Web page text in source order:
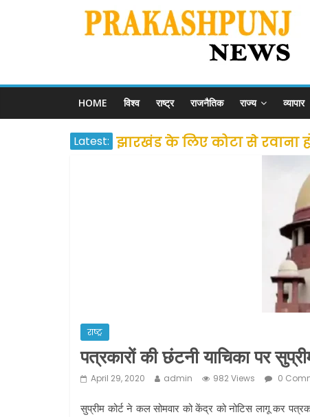
HOME विश्व राष्ट्र राजनैतिक राज्य व्यापार
Latest: झारखंड के लिए कोटा से रवाना
उत्तराखंड के अन्य राज्यों में फंसे
प्रवासियों व मजदूरों को दी
शराब और पान की दुकानों को
दो हफ्ते के लिए बढ़ाया
राष्ट्र
पत्रकारों की छंटनी याचिका पर
April 29, 2020 admin 982 Views 0
सुप्रीम कोर्ट ने कल सोमवार को केंद्र को नोटिस लागू कर